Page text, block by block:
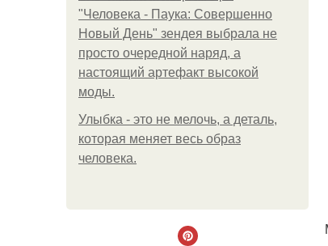
"Человека - Паука: Совершенно
Новый День" зендея выбрала не
просто очередной наряд, а
настоящий артефакт высокой
моды.
Улыбка - это не мелочь, а деталь,
которая меняет весь образ
человека.